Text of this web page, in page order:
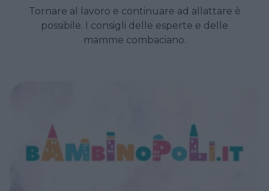
Tornare al lavoro e continuare ad allattare è
possibile. I consigli delle esperte e delle
mamme combaciano.